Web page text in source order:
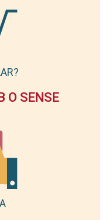
O SENSE